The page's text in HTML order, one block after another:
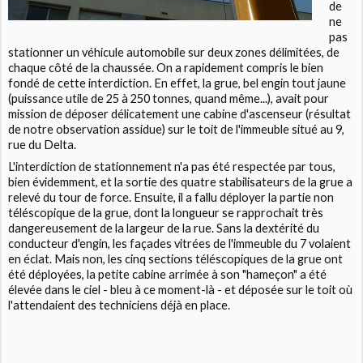
de
ne
pas
stationner un véhicule automobile sur deux zones délimitées, de
chaque côté de la chaussée. On a rapidement compris le bien
fondé de cette interdiction. En effet, la grue, bel engin tout jaune
(puissance utile de 25 à 250 tonnes, quand même...), avait pour
mission de déposer délicatement une cabine d'ascenseur (résultat
de notre observation assidue) sur le toit de l'immeuble situé au 9,
rue du Delta.
L'interdiction de stationnement n'a pas été respectée par tous,
bien évidemment, et la sortie des quatre stabilisateurs de la grue a
relevé du tour de force. Ensuite, il a fallu déployer la partie non
téléscopique de la grue, dont la longueur se rapprochait très
dangereusement de la largeur de la rue. Sans la dextérité du
conducteur d'engin, les façades vitrées de l'immeuble du 7 volaient
en éclat. Mais non, les cinq sections téléscopiques de la grue ont
été déployées, la petite cabine arrimée à son "hameçon" a été
élevée dans le ciel - bleu à ce moment-là - et déposée sur le toit où
l'attendaient des techniciens déjà en place.